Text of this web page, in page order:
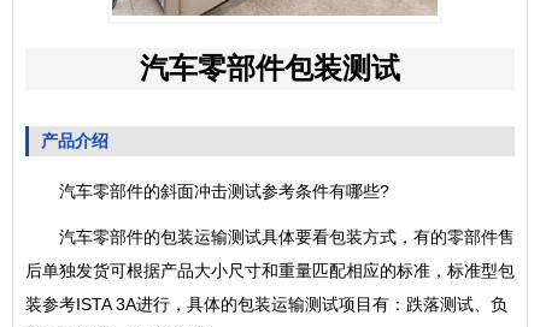
汽车零部件包装测试
产品介绍
汽车零部件的斜面冲击测试参考条件有哪些?
汽车零部件的包装运输测试具体要看包装方式，有的零部件售
后单独发货可根据产品大小尺寸和重量匹配相应的标准，标准型包
装参考ISTA 3A进行，具体的包装运输测试项目有：跌落测试、负